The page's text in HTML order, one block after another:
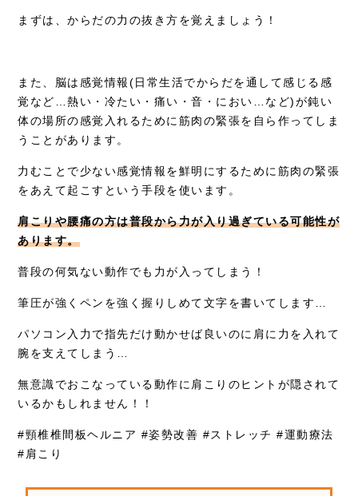
まずは、からだの力の抜き方を覚えましょう！
また、脳は感覚情報(日常生活でからだを通して感じる感
覚など…熱い・冷たい・痛い・音・におい…など)が鈍い
体の場所の感覚入れるために筋肉の緊張を自ら作ってしま
うことがあります。
力むことで少ない感覚情報を鮮明にするために筋肉の緊張
をあえて起こすという手段を使います。
肩こりや腰痛の方は普段から力が入り過ぎている可能性が
あります。
普段の何気ない動作でも力が入ってしまう！
筆圧が強くペンを強く握りしめて文字を書いてします…
パソコン入力で指先だけ動かせば良いのに肩に力を入れて
腕を支えてしまう…
無意識でおこなっている動作に肩こりのヒントが隠されて
いるかもしれません！！
#頸椎椎間板ヘルニア #姿勢改善 #ストレッチ #運動療法
#肩こり